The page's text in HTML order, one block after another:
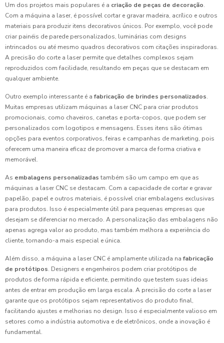
Um dos projetos mais populares é a criação de peças de decoração.
Com a máquina a laser, é possível cortar e gravar madeira, acrílico e outros
materiais para produzir itens decorativos únicos. Por exemplo, você pode
criar painéis de parede personalizados, luminárias com designs
intrincados ou até mesmo quadros decorativos com citações inspiradoras.
A precisão do corte a laser permite que detalhes complexos sejam
reproduzidos com facilidade, resultando em peças que se destacam em
qualquer ambiente.
Outro exemplo interessante é a fabricação de brindes personalizados.
Muitas empresas utilizam máquinas a laser CNC para criar produtos
promocionais, como chaveiros, canetas e porta-copos, que podem ser
personalizados com logotipos e mensagens. Esses itens são ótimas
opções para eventos corporativos, feiras e campanhas de marketing, pois
oferecem uma maneira eficaz de promover a marca de forma criativa e
memorável.
As embalagens personalizadas também são um campo em que as
máquinas a laser CNC se destacam. Com a capacidade de cortar e gravar
papelão, papel e outros materiais, é possível criar embalagens exclusivas
para produtos. Isso é especialmente útil para pequenas empresas que
desejam se diferenciar no mercado. A personalização das embalagens não
apenas agrega valor ao produto, mas também melhora a experiência do
cliente, tornando-a mais especial e única.
Além disso, a máquina a laser CNC é amplamente utilizada na fabricação
de protótipos. Designers e engenheiros podem criar protótipos de
produtos de forma rápida e eficiente, permitindo que testem suas ideias
antes de entrar em produção em larga escala. A precisão do corte a laser
garante que os protótipos sejam representativos do produto final,
facilitando ajustes e melhorias no design. Isso é especialmente valioso em
setores como a indústria automotiva e de eletrônicos, onde a inovação é
fundamental.